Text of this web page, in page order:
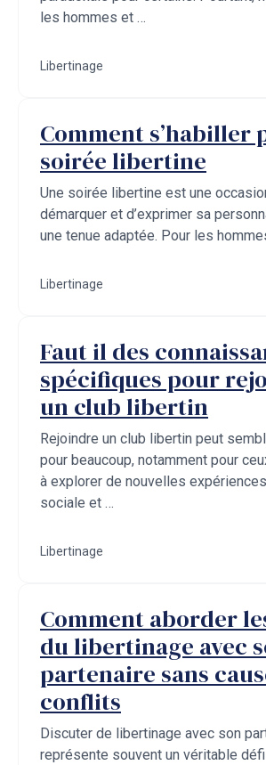
les hommes et …
Libertinage
Comment s’habiller
soirée libertine
Une soirée libertine est une
démarquer et d’exprimer sa
une tenue adaptée. Pour les
Libertinage
Faut il des
spécifiques pour
un club libertin
Rejoindre un club libertin peut
pour beaucoup, notamment pour
à explorer de nouvelles
sociale et …
Libertinage
Comment aborder
du libertinage avec
partenaire sans
conflits
Discuter de libertinage avec son
représente souvent un véritable